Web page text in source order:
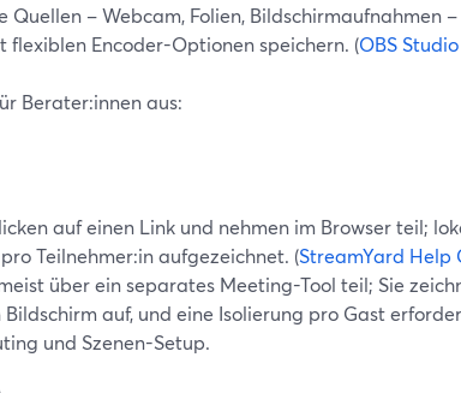
Quellen – Webcam, Folien, Bildschirmaufnahmen
Encoder-Optionen speichern. (OBS
Berater:innen aus:
auf einen Link und nehmen im Browser teil;
Teilnehmer:in aufgezeichnet. (StreamYard Help
über ein separates Meeting-Tool teil; Sie
auf, und eine Isolierung pro Gast
und Szenen-Setup.